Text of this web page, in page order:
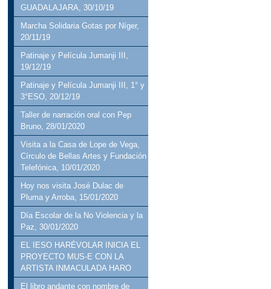
GUADALAJARA, 30/10/19
Marcha Solidaria Gotas por Níger,
20/11/19
Patinaje y Película Jumanji III,
19/12/19
Patinaje y Película Jumanji III, 1° y
3°ESO, 20/12/19
Taller de narración oral con Pep
Bruno, 28/01/2020
Visita a la Casa de Lope de Vega,
Círculo de Bellas Artes y Fundación
Telefónica, 10/01/2020
Hoy nos visita José Dulac de
Pluma y Arroba, 15/01/2020
Día Escolar de la No Violencia y la
Paz, 30/01/2020
EL IESO HARÉVOLAR INICIA EL
PROYECTO MUS-E CON LA
ARTISTA INMACULADA HARO
El libro andante con nombre de